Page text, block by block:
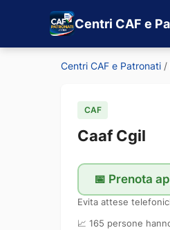
Centri CAF e
Centri CAF e Patronati /
CAF
Caaf Cgil
📅 Prenota
Evita attese
📈 165 persone